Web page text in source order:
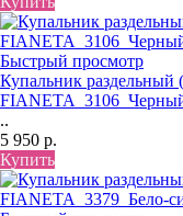
Быстрый просмотр
Купальник раздельный
..
5 950 р.
Купить